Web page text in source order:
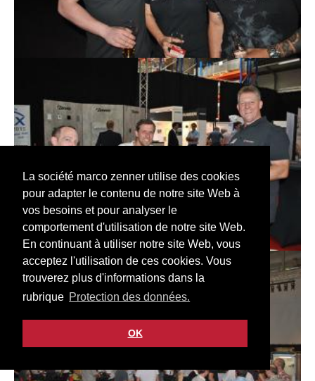
La société marco zenner utilise des cookies
pour adapter le contenu de notre site Web à
vos besoins et pour analyser le
comportement d'utilisation de notre site Web.
En continuant à utiliser notre site Web, vous
acceptez l'utilisation de ces cookies. Vous
trouverez plus d'informations dans la
rubrique Protection des données.
OK